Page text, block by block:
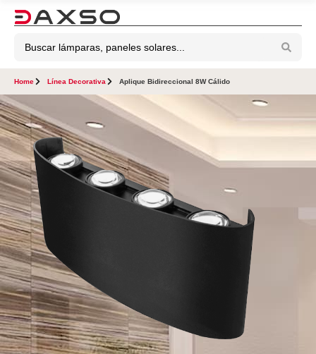
Home Línea Decorativa Aplique Bidireccional 8W Cálido